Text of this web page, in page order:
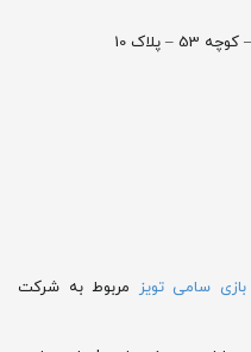
پلاک 10
سامی تویز
مربوط به شرکت